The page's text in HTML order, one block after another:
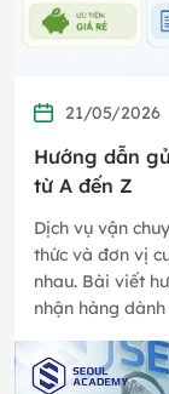
21/05/2026
Hướng dẫn
từ A đến Z
Dịch vụ vận
thức và đơn vị
nhau. Bài viết
nhận hàng